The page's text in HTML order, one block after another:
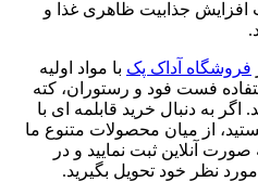
جذابیت ظاهری غذا و
فروشگاه آداک پک با مواد اولیه
فست فود و رستوران، کته
به‌ دنبال خرید قابلمه‌ ای با
از میان محصولات متنوع ما
آنلاین ثبت نمایید و در
نظر خود تحویل بگیرید.